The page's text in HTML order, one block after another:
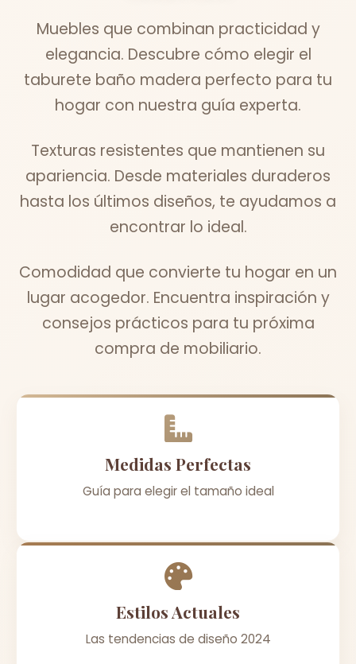
Muebles que combinan practicidad y
elegancia. Descubre cómo elegir el
taburete baño madera perfecto para tu
hogar con nuestra guía experta.
Texturas resistentes que mantienen su
apariencia. Desde materiales duraderos
hasta los últimos diseños, te ayudamos a
encontrar lo ideal.
Comodidad que convierte tu hogar en un
lugar acogedor. Encuentra inspiración y
consejos prácticos para tu próxima
compra de mobiliario.
Medidas Perfectas
Guía para elegir el tamaño ideal
Estilos Actuales
Las tendencias de diseño 2024